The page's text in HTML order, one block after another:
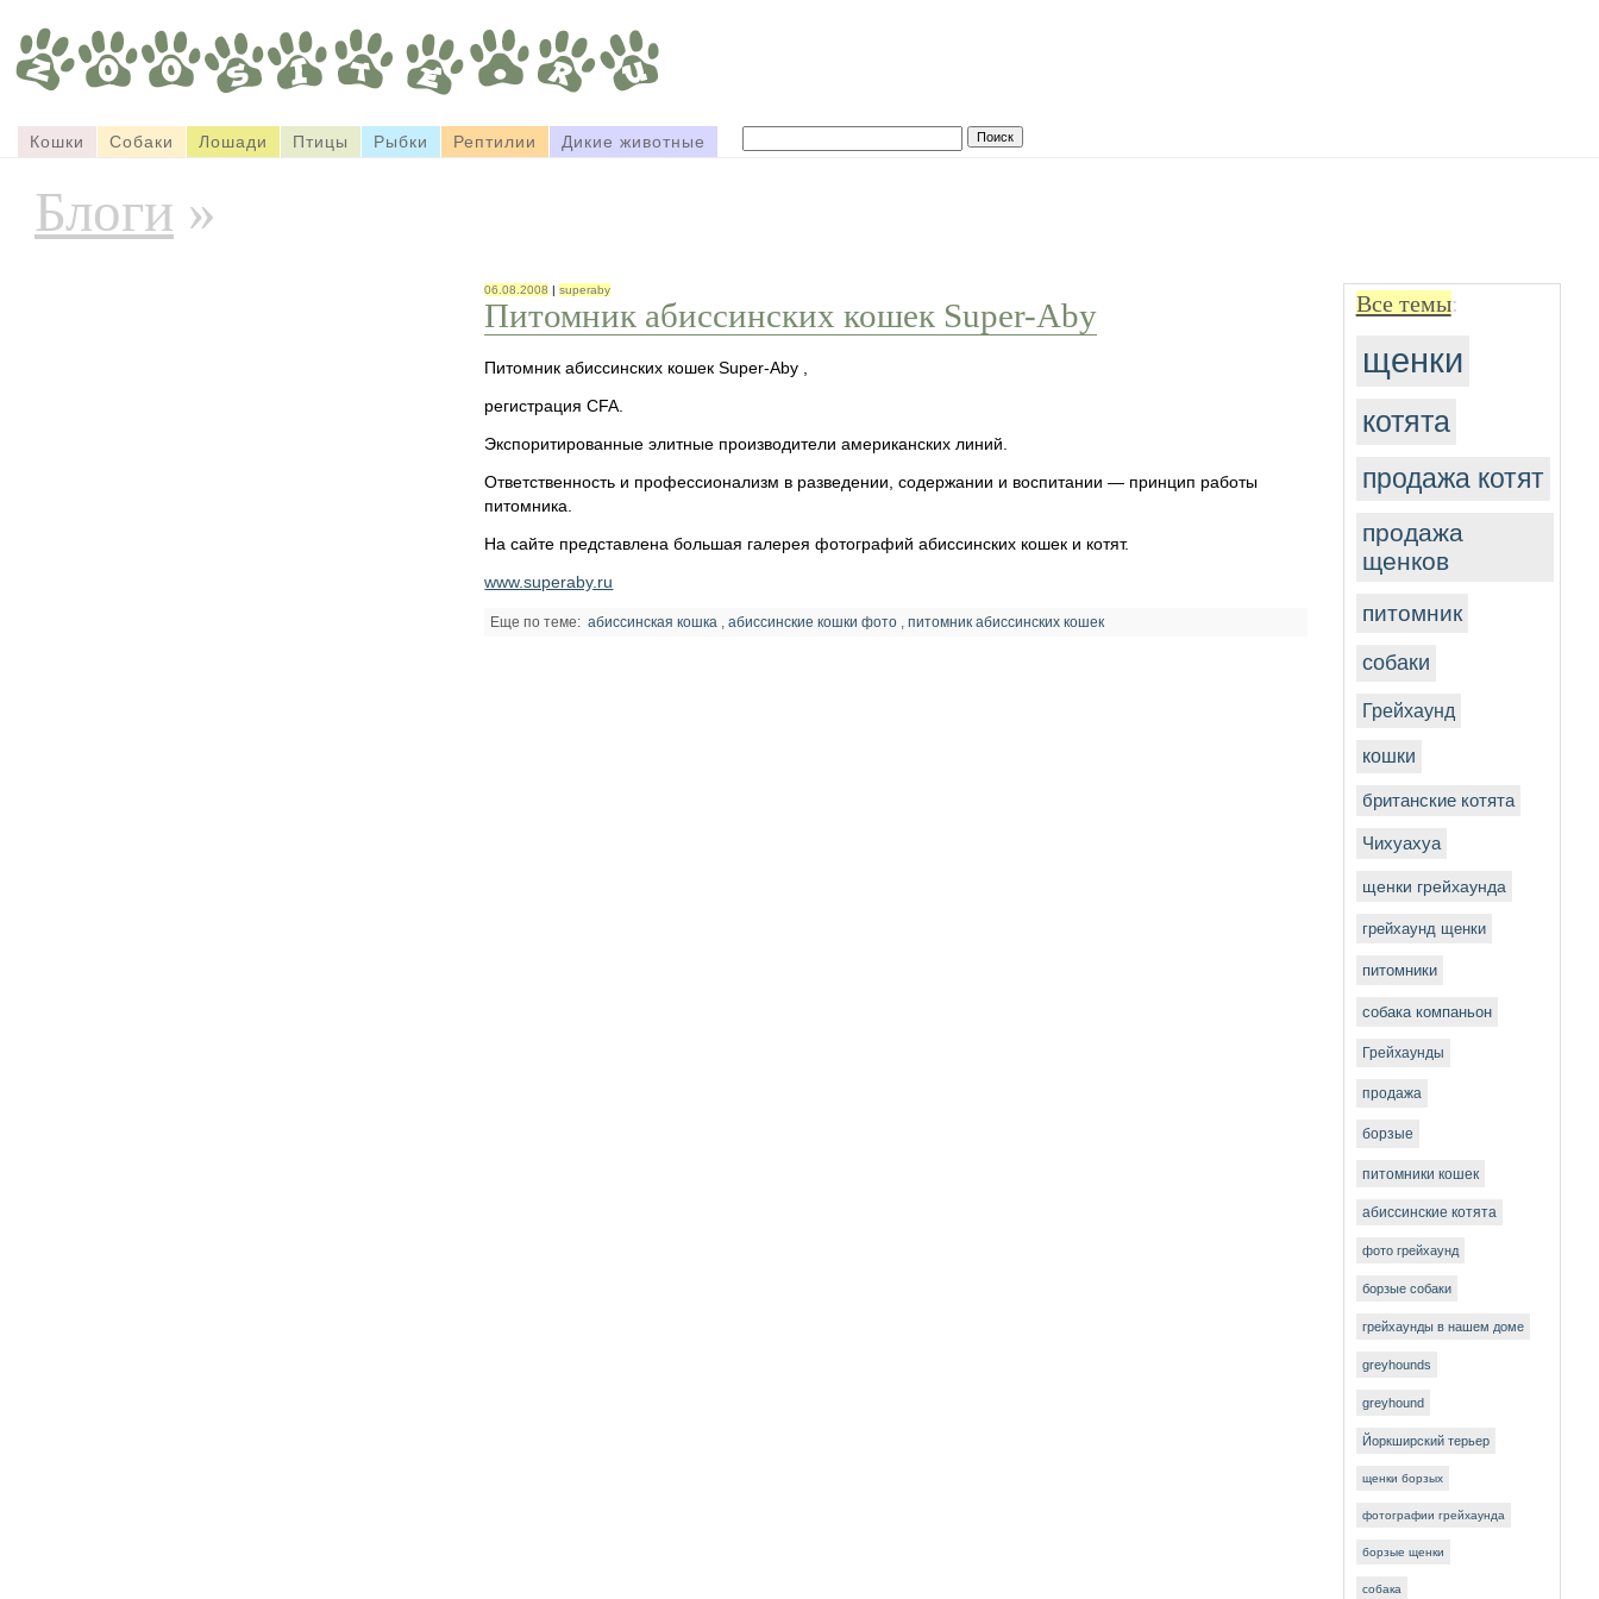
Кошки Собаки Лошади Птицы Рыбки Рептилии Дикие животные
Блоги »
Все темы:
щенки
котята
продажа котят
продажа
щенков
питомник
собаки
Грейхаунд
кошки
британские котята
Чихуахуа
щенки грейхаунда
грейхаунд щенки
питомники
собака компаньон
Грейхаунды
продажа
борзые
питомники кошек
абиссинские котята
фото грейхаунд
борзые собаки
грейхаунды в нашем доме
greyhounds
greyhound
Йоркширский терьер
щенки борзых
фотографии грейхаунда
борзые щенки
собака
06.08.2008 |superaby
Питомник абиссинских кошек Super-Aby
Питомник абиссинских кошек Super-Aby ,
регистрация CFA.
Экспоритированные элитные производители американских линий.
Ответственность и профессионализм в разведении, содержании и воспитании — принцип работы
питомника.
На сайте представлена большая галерея фотографий абиссинских кошек и котят.
www.superaby.ru
Еще по теме:абиссинская кошка ,абиссинские кошки фото ,питомник абиссинских кошек